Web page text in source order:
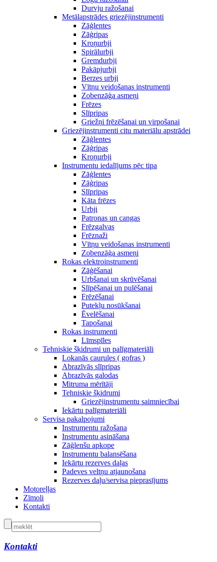
Durvju ražošanai
Metālapstrādes griezējinstrumenti
Zāģlentes
Zāģripas
Kroņurbji
Spirālurbji
Gremdurbji
Pakāpjurbji
Berzes urbji
Vītņu veidošanas instrumenti
Zobenzāģa asmeņi
Frēzes
Slīpripas
Griežņi frēzēšanai un virpošanai
Griezējinstrumenti citu materiālu apstrādei
Zāģlentes
Zāģripas
Kroņurbji
Instrumentu iedalījums pēc tipa
Zāģlentes
Zāģripas
Slīpripas
Kāta frēzes
Urbji
Patronas un cangas
Frēzgalvas
Frēznaži
Vītņu veidošanas instrumenti
Zobenzāģa asmeņi
Rokas elektroinstrumenti
Zāģēšanai
Urbšanai un skrūvēšanai
Slīpēšanai un pulēšanai
Frēzēšanai
Putekļu nosūkšanai
Ēvelēšanai
Tapošanai
Rokas instrumenti
Līmspīles
Tehniskie šķidrumi un palīgmateriāli
Lokanās caurules ( gofras )
Abrazīvās slīpripas
Abrazīvās galodas
Mitruma mērītāji
Tehniskie šķidrumi
Griezējinstrumentu saimniecībai
Iekārtu palīgmateriāli
Servisa pakalpojumi
Instrumentu ražošana
Instrumentu asināšana
Zāģlenšu apkope
Instrumentu balansēšana
Iekārtu rezerves daļas
Padeves veltņu atjaunošana
Rezerves daļu/servisa pieprasījums
Motoreļļas
Zīmoli
Kontakti
Kontakti